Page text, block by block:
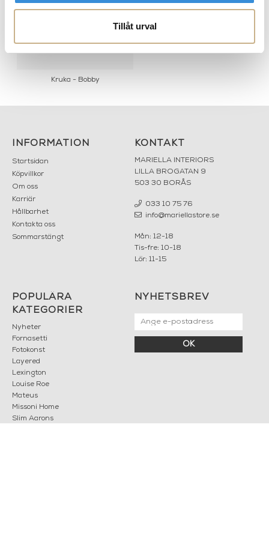
Tillåt urval
Kruka - Bobby
INFORMATION
Startsidan
Köpvillkor
Om oss
Karriär
Hållbarhet
Kontakta oss
Sommarstängt
KONTAKT
MARIELLA INTERIORS
LILLA BROGATAN 9
503 30 BORÅS
033 10 75 76
info@mariellastore.se
Mån: 12-18
Tis-fre: 10-18
Lör: 11-15
POPULÄRA
KATEGORIER
Nyheter
Fornasetti
Fotokonst
Layered
Lexington
Louise Roe
Mateus
Missoni Home
Slim Aarons
NYHETSBREV
OK